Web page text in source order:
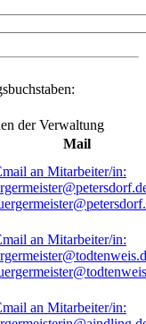
der Verwaltung
Mail